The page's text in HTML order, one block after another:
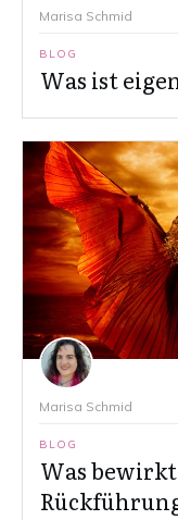
Marisa Schmid
BLOG
Was ist
Marisa Schmid
BLOG
Was